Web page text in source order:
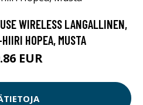
WIRELESS LANGALLINEN,
HOPEA, MUSTA
EUR